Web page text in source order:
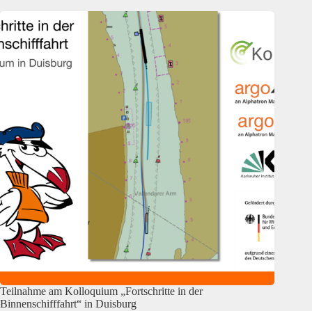
Teilnahme am Kolloquium „Fortschritte in der
Binnenschifffahrt“ in Duisburg